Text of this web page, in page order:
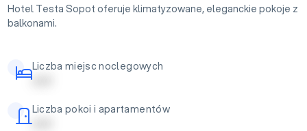
Hotel Testa Sopot oferuje klimatyzowane, eleganckie pokoje z
balkonami.
Liczba miejsc noclegowych
| | | | |
Liczba pokoi i apartamentów
| | | | |